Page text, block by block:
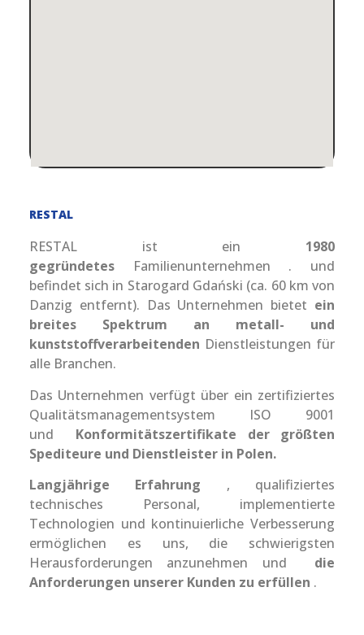
RESTAL
RESTAL ist ein 1980
gegründetesFamilienunternehmen . und
befindet sich in Starogard Gdański (ca. 60 km von
Danzig entfernt). Das Unternehmen bietet ein
breites Spektrum an metall- und
kunststoffverarbeitenden Dienstleistungen für
alle Branchen.
Das Unternehmen verfügt über ein zertifiziertes
Qualitätsmanagementsystem ISO 9001
und Konformitätszertifikate der größten
Spediteure und Dienstleister in Polen.
Langjährige Erfahrung , qualifiziertes
technisches Personal, implementierte
Technologien und kontinuierliche Verbesserung
ermöglichen es uns, die schwierigsten
Herausforderungen anzunehmen und die
Anforderungen unserer Kunden zu erfüllen .